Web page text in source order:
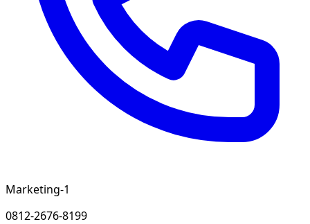
Marketing-1
0812-2676-8199